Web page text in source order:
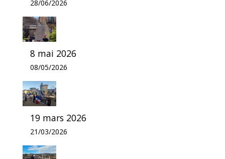
28/06/2026
8 mai 2026
08/05/2026
19 mars 2026
21/03/2026